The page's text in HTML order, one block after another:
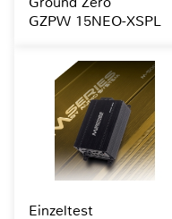
GZPW 15NEO-XSPL
Einzeltest